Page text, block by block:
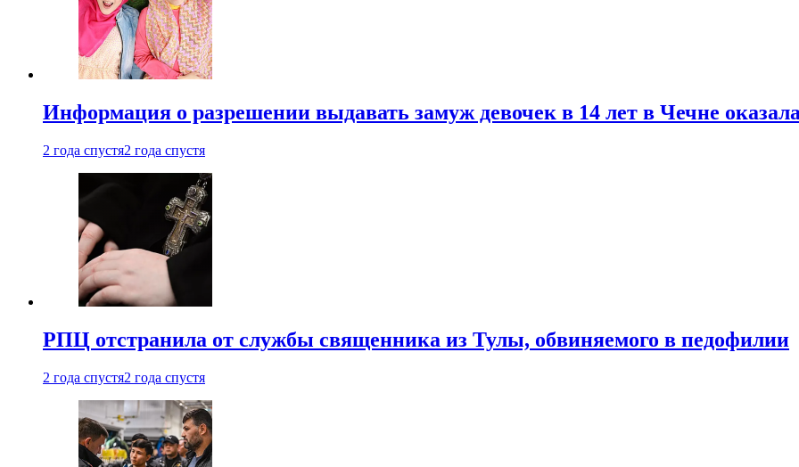
Информация о разрешении выдавать замуж девочек в 14 лет в Чечне
2 года спустя2 года спустя
РПЦ отстранила от службы священника из Тулы, обвиняемого в педофилии
2 года спустя2 года спустя